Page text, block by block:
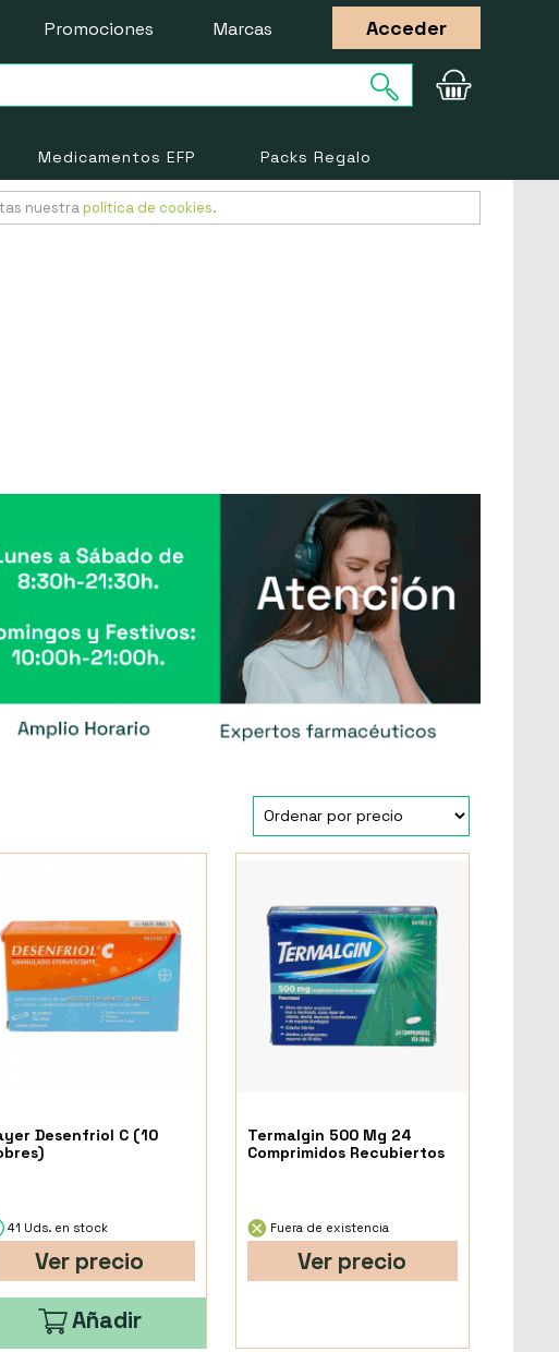
Promociones Marcas Acceder
Medicamentos EFP Packs Regalo
nuestra política de cookies.
Desenfriol C (10
41 Uds. en stock
Ver precio
Añadir
Termalgin 500 Mg 24
Comprimidos Recubiertos
Fuera de existencia
Ver precio